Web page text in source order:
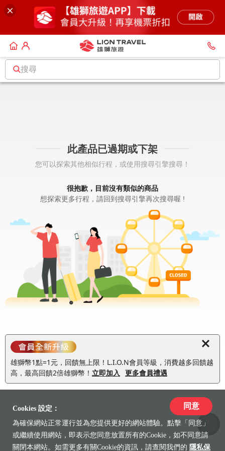
雄獅幣1點=1元，回饋無上限！L.I.O.N會員等級，消費越多回饋越
高，最高回饋2倍雄獅幣！ 立即加入 更多會員禮遇
搜尋
此產品已過期或下架
您可以探索其他相似行程，或使用搜尋引擎搜尋！
很抱歉，目前沒有類似的商品
想探索更多行程，請回到搜尋引擎再次搜尋喔 !
收藏
Cookies 設定：
為確保網站正常運行並為您提供更好的網站體驗。點擊「同意」
或繼續使用網站，即表示您同意放置所有的Cookie，如不同意請
關閉本網站。如需更多有關Cookie的資訊，請查閱我們的 隱私保
同意